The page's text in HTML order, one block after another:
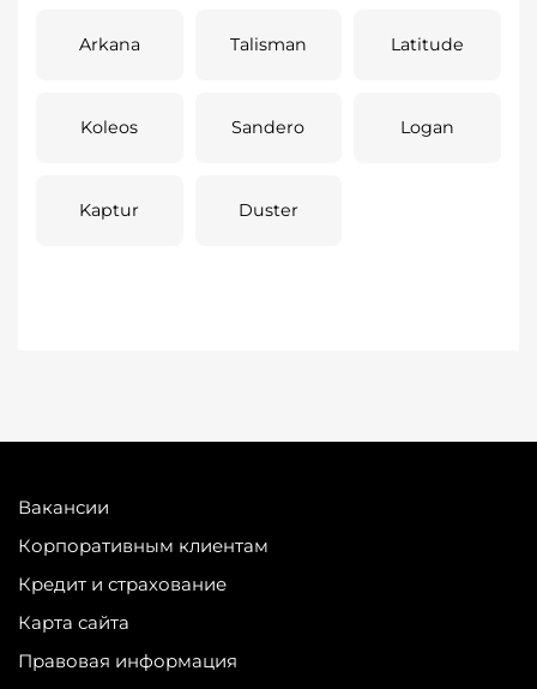
Arkana Talisman Latitude
Koleos Sandero Logan
Kaptur Duster
Вакансии
Корпоративным клиентам
Кредит и страхование
Карта сайта
Правовая информация